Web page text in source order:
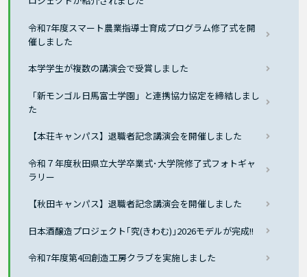
令和7年度スマート農業指導士育成プログラム修了式を開
催しました
本学学生が複数の講演会で受賞しました
「新モンゴル日馬富士学園」と連携協力協定を締結しまし
た
【本荘キャンパス】退職者記念講演会を開催しました
令和７年度秋田県立大学卒業式･大学院修了式フォトギャ
ラリー
【秋田キャンパス】退職者記念講演会を開催しました
日本酒醸造プロジェクト｢究(きわむ)｣2026モデルが完成!!
令和7年度第4回創造工房クラブを実施しました